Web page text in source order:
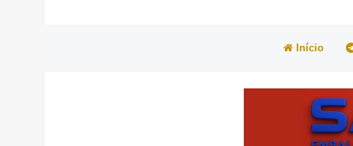
Início